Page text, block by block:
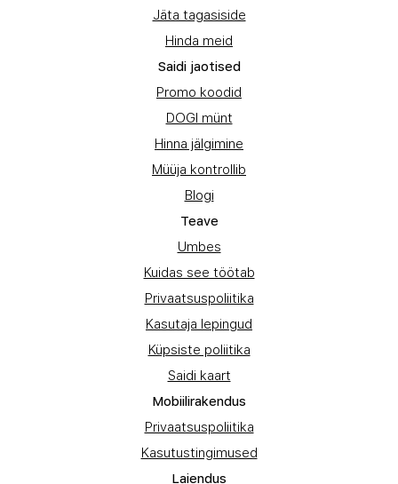
Jäta tagasiside
Hinda meid
Saidi jaotised
Promo koodid
DOGI münt
Hinna jälgimine
Müüja kontrollib
Blogi
Teave
Umbes
Kuidas see töötab
Privaatsuspoliitika
Kasutaja lepingud
Küpsiste poliitika
Saidi kaart
Mobiilirakendus
Privaatsuspoliitika
Kasutustingimused
Laiendus